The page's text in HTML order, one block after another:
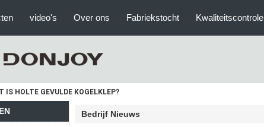
video's Over ons Fabriekstocht Kwaliteitscontrole
IS HOLTE GEVULDE KOGELKLEP?
Bedrijf Nieuws